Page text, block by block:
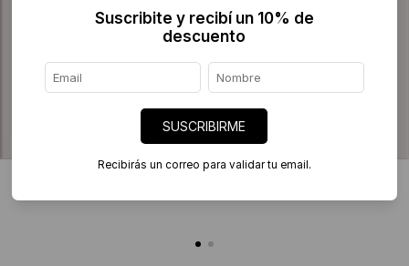
Suscribite y recibí un 10% de
descuento
SUSCRIBIRME
Recibirás un correo para validar tu email.